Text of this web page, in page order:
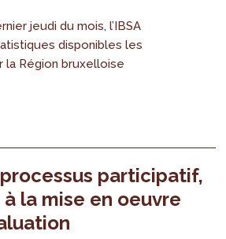
jeudi du mois, l’IBSA
disponibles les
Région bruxelloise
participatif,
la mise en oeuvre